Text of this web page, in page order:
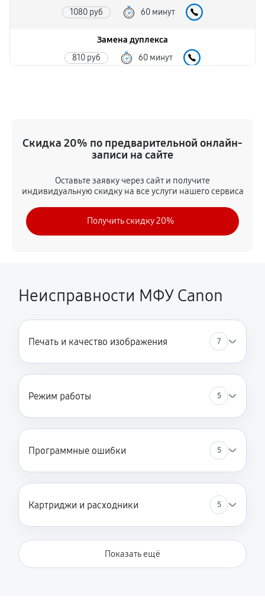
1080 руб 60 минут
Замена дуплекса
810 руб 60 минут
1080 руб 60 минут
Замена Wi-Fi
1620 руб 60 минут
Замена каретки
1980 руб 60 минут
Скидка 20% по предварительной онлайн-
записи на сайте
Оставьте заявку через сайт и получите
индивидуальную скидку на все услуги нашего сервиса
Получить скидку 20%
Неисправности МФУ Canon
Печать и качество изображения 7
Режим работы 5
Программные ошибки 5
Картриджи и расходники 5
Показать ещё